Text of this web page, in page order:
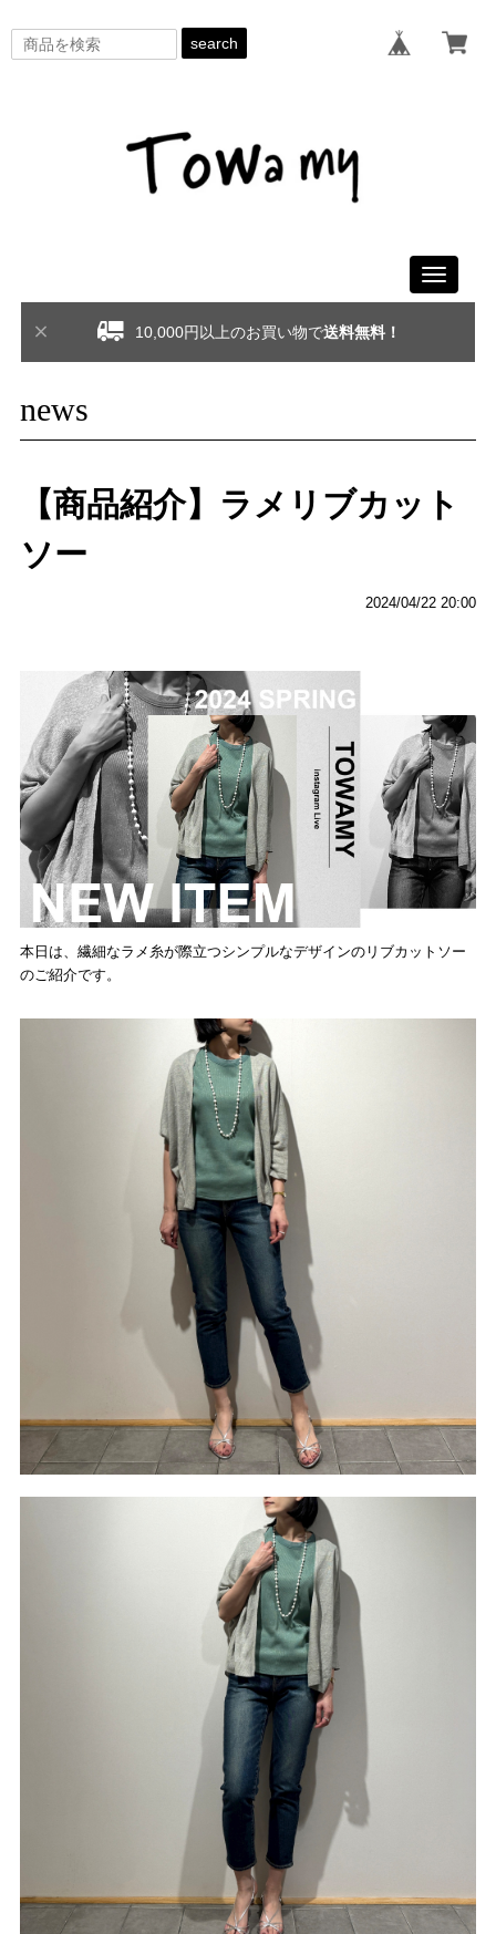
search
Toggle
10,000円以上のお買い物で送料無料！
news
【商品紹介】ラメリブカット
ソー
2024/04/22 20:00
本日は、繊細なラメ糸が際立つシンプルなデザインのリブカットソー
のご紹介です。